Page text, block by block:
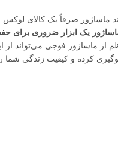
ماساژور صرفاً یک کالای
یک ابزار ضروری برای
از ماساژور فوجی می‌تواند از
کرده و کیفیت زندگی شما